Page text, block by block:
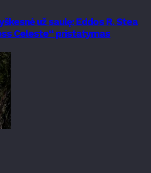
už saulę: Eddos R. Stea
Celeste“ pristatymas